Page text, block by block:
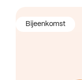
Bijeenkomst